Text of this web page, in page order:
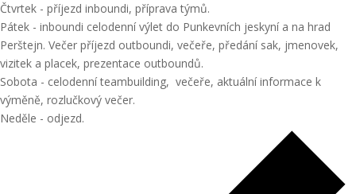
Čtvrtek - příjezd inboundi, příprava týmů.
Pátek - inboundi celodenní výlet do Punkevních jeskyní a na hrad
Perštejn. Večer příjezd outboundi, večeře, předání sak, jmenovek,
vizitek a placek, prezentace outboundů.
Sobota - celodenní teambuilding, večeře, aktuální informace k
výměně, rozlučkový večer.
Neděle - odjezd.